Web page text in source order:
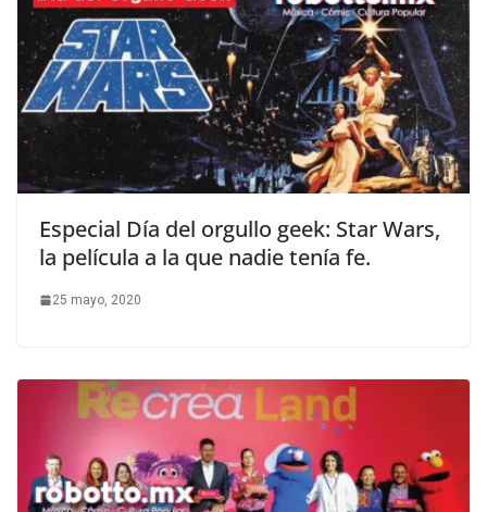
Especial Día del orgullo geek: Star Wars,
la película a la que nadie tenía fe.
25 mayo, 2020